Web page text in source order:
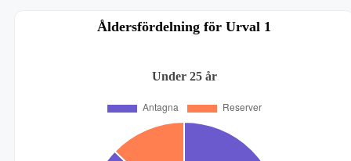
Åldersfördelning för Urval 1
Under 25 år